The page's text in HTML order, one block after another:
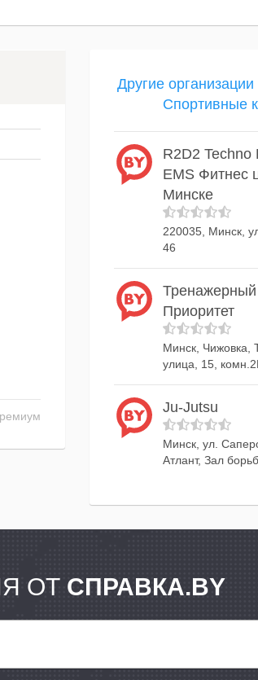
Другие организации
Спортивные
R2D2 Techno
EMS Фитнес
Минске
220035, Минск,
46
Тренажерный
Приоритет
Минск, Чижовка,
улица, 15,
Ju-Jutsu
Минск, ул.
Атлант, Зал
ОТ СПРАВКА.BY